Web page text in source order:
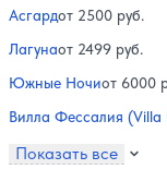
Асгардот 2500 руб.
Лагунаот 2499 руб.
Южные Ночиот 6000
Вилла Фессалия (Villa
Показать все